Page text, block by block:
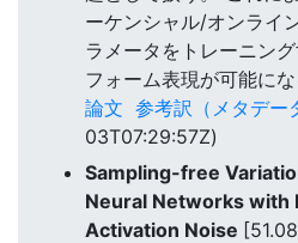
ーケンシャル/オンライ
ラメータをトレーニン
フォーム表現が可能にな
論文 参考訳（メタデー
03T07:29:57Z)
Sampling-free
Neural Networks with
Activation Noise